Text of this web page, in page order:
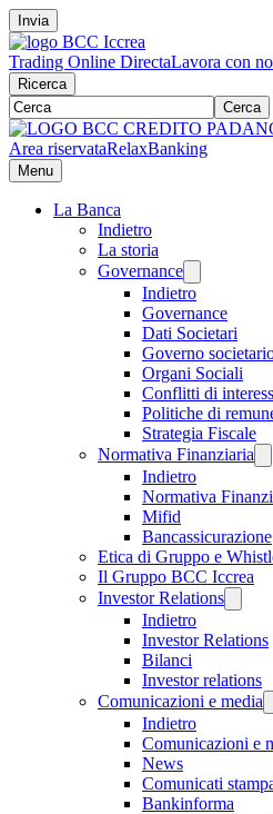
Invia
Trading Online DirectaLavora con
Ricerca
Cerca
Area riservataRelaxBanking
Menu
La Banca
Indietro
La storia
Governance
Indietro
Governance
Dati Societari
Governo
Organi Sociali
Conflitti di
Politiche di
Strategia Fiscale
Normativa Finanziaria
Indietro
Normativa
Mifid
Bancassicurazione
Etica di Gruppo e
Il Gruppo BCC Iccrea
Investor Relations
Indietro
Investor Relations
Bilanci
Investor relations
Comunicazioni e media
Indietro
Comunicazioni e
News
Comunicati
Bankinforma